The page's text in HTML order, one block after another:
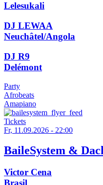
Lelesukali
DJ LEWAA
Neuchâtel/Angola
DJ R9
Delémont
Party
Afrobeats
Amapiano
Tickets
Fr, 11.09.2026 - 22:00
BaileSystem &
Victor Cena